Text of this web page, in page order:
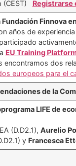
(CEST) Registrarse
Finnova
años de
EU Training
dos
europeos para el
de la
LIFE de
(D.D2.1), Aurelio
y Francesca